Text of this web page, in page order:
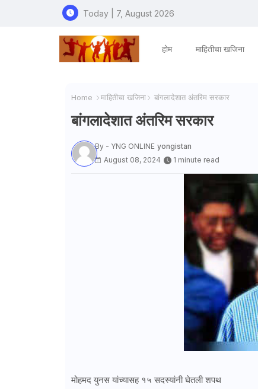
Today | 7, August 2026
होम माहितीचा खजिना
Home माहितीचा खजिना बांगलादेशात अंतरिम सरकार
बांगलादेशात अंतरिम सरकार
By - YNG ONLINE yongistan
August 08, 2024
1 minute read
मोहमद युनस यांच्यासह १५ सदस्यांनी घेतली शपथ